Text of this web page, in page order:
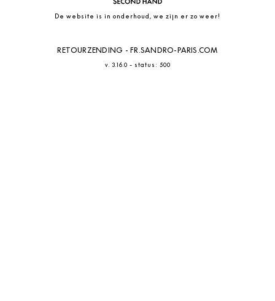
De website is in onderhoud, we zijn er zo weer!
RETOURZENDING - FR.SANDRO-PARIS.COM
v. 3.16.0 - status: 500